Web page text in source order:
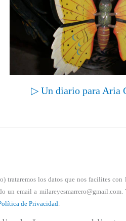
▷ Un diario para
trataremos los datos que nos facilites
email a
de Privacidad